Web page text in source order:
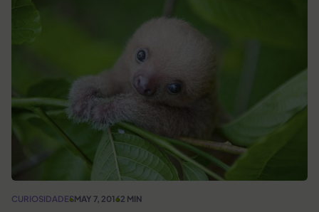
CURIOSIDADESMAY 7, 20162 MIN